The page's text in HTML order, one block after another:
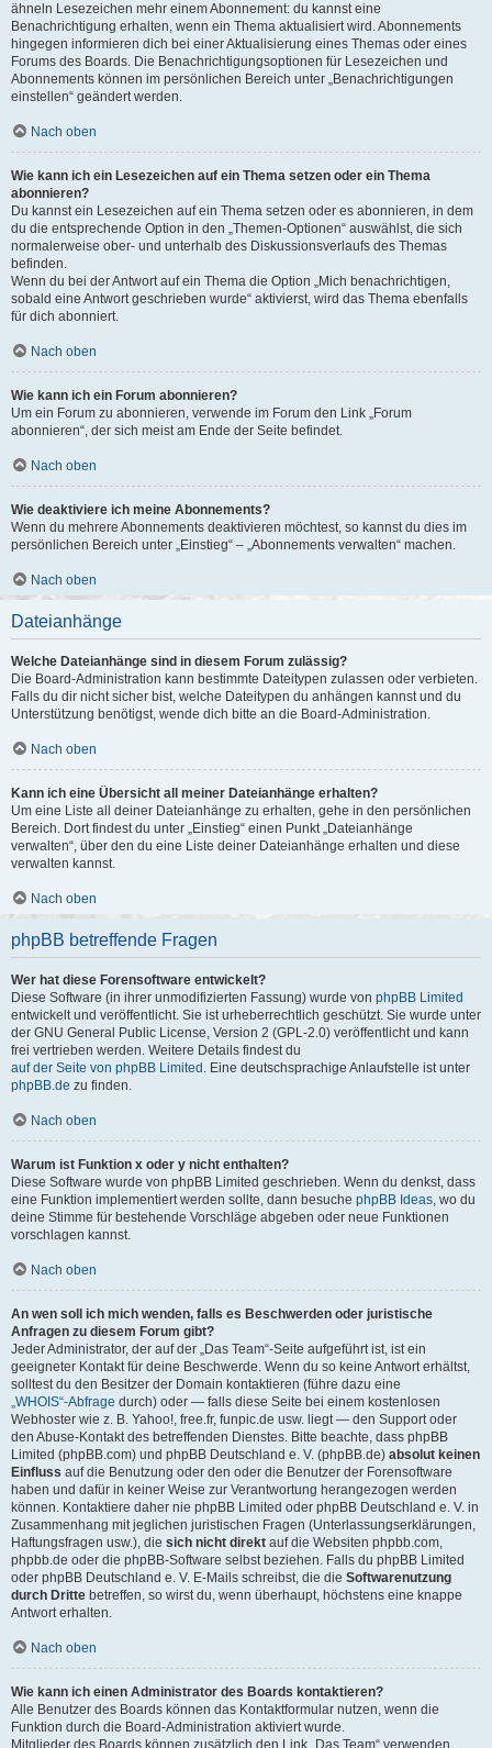
ähneln Lesezeichen mehr einem Abonnement: du kannst eine
Benachrichtigung erhalten, wenn ein Thema aktualisiert wird. Abonnements
hingegen informieren dich bei einer Aktualisierung eines Themas oder eines
Forums des Boards. Die Benachrichtigungsoptionen für Lesezeichen und
Abonnements können im persönlichen Bereich unter „Benachrichtigungen
einstellen“ geändert werden.
Nach oben
Wie kann ich ein Lesezeichen auf ein Thema setzen oder ein Thema
abonnieren?
Du kannst ein Lesezeichen auf ein Thema setzen oder es abonnieren, in dem
du die entsprechende Option in den „Themen-Optionen“ auswählst, die sich
normalerweise ober- und unterhalb des Diskussionsverlaufs des Themas
befinden.
Wenn du bei der Antwort auf ein Thema die Option „Mich benachrichtigen,
sobald eine Antwort geschrieben wurde“ aktivierst, wird das Thema ebenfalls
für dich abonniert.
Nach oben
Wie kann ich ein Forum abonnieren?
Um ein Forum zu abonnieren, verwende im Forum den Link „Forum
abonnieren“, der sich meist am Ende der Seite befindet.
Nach oben
Wie deaktiviere ich meine Abonnements?
Wenn du mehrere Abonnements deaktivieren möchtest, so kannst du dies im
persönlichen Bereich unter „Einstieg“ – „Abonnements verwalten“ machen.
Nach oben
Dateianhänge
Welche Dateianhänge sind in diesem Forum zulässig?
Die Board-Administration kann bestimmte Dateitypen zulassen oder verbieten.
Falls du dir nicht sicher bist, welche Dateitypen du anhängen kannst und du
Unterstützung benötigst, wende dich bitte an die Board-Administration.
Nach oben
Kann ich eine Übersicht all meiner Dateianhänge erhalten?
Um eine Liste all deiner Dateianhänge zu erhalten, gehe in den persönlichen
Bereich. Dort findest du unter „Einstieg“ einen Punkt „Dateianhänge
verwalten“, über den du eine Liste deiner Dateianhänge erhalten und diese
verwalten kannst.
Nach oben
phpBB betreffende Fragen
Wer hat diese Forensoftware entwickelt?
Diese Software (in ihrer unmodifizierten Fassung) wurde von phpBB Limited
entwickelt und veröffentlicht. Sie ist urheberrechtlich geschützt. Sie wurde unter
der GNU General Public License, Version 2 (GPL-2.0) veröffentlicht und kann
frei vertrieben werden. Weitere Details findest du
auf der Seite von phpBB Limited . Eine deutschsprachige Anlaufstelle ist unter
phpBB.de zu finden.
Nach oben
Warum ist Funktion x oder y nicht enthalten?
Diese Software wurde von phpBB Limited geschrieben. Wenn du denkst, dass
eine Funktion implementiert werden sollte, dann besuche phpBB Ideas, wo du
deine Stimme für bestehende Vorschläge abgeben oder neue Funktionen
vorschlagen kannst.
Nach oben
An wen soll ich mich wenden, falls es Beschwerden oder juristische
Anfragen zu diesem Forum gibt?
Jeder Administrator, der auf der „Das Team“-Seite aufgeführt ist, ist ein
geeigneter Kontakt für deine Beschwerde. Wenn du so keine Antwort erhältst,
solltest du den Besitzer der Domain kontaktieren (führe dazu eine
„WHOIS“-Abfrage durch) oder — falls diese Seite bei einem kostenlosen
Webhoster wie z. B. Yahoo!, free.fr, funpic.de usw. liegt — den Support oder
den Abuse-Kontakt des betreffenden Dienstes. Bitte beachte, dass phpBB
Limited (phpBB.com) und phpBB Deutschland e. V. (phpBB.de) absolut keinen
Einfluss auf die Benutzung oder den oder die Benutzer der Forensoftware
haben und dafür in keiner Weise zur Verantwortung herangezogen werden
können. Kontaktiere daher nie phpBB Limited oder phpBB Deutschland e. V. in
Zusammenhang mit jeglichen juristischen Fragen (Unterlassungserklärungen,
Haftungsfragen usw.), die sich nicht direkt auf die Websiten phpbb.com,
phpbb.de oder die phpBB-Software selbst beziehen. Falls du phpBB Limited
oder phpBB Deutschland e. V. E-Mails schreibst, die die Softwarenutzung
durch Dritte betreffen, so wirst du, wenn überhaupt, höchstens eine knappe
Antwort erhalten.
Nach oben
Wie kann ich einen Administrator des Boards kontaktieren?
Alle Benutzer des Boards können das Kontaktformular nutzen, wenn die
Funktion durch die Board-Administration aktiviert wurde.
Mitglieder des Boards können zusätzlich den Link „Das Team“ verwenden.